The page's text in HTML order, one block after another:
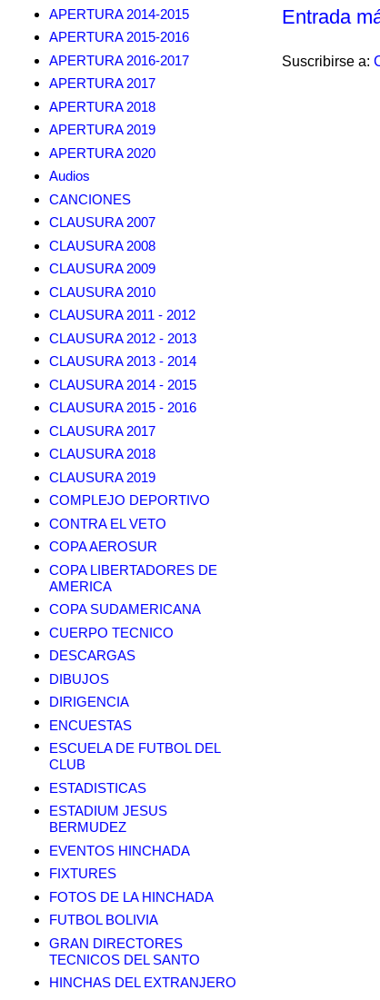
Entrada
Suscribirse a:
APERTURA 2014-2015
APERTURA 2015-2016
APERTURA 2016-2017
APERTURA 2017
APERTURA 2018
APERTURA 2019
APERTURA 2020
Audios
CANCIONES
CLAUSURA 2007
CLAUSURA 2008
CLAUSURA 2009
CLAUSURA 2010
CLAUSURA 2011 - 2012
CLAUSURA 2012 - 2013
CLAUSURA 2013 - 2014
CLAUSURA 2014 - 2015
CLAUSURA 2015 - 2016
CLAUSURA 2017
CLAUSURA 2018
CLAUSURA 2019
COMPLEJO DEPORTIVO
CONTRA EL VETO
COPA AEROSUR
COPA LIBERTADORES DE
AMERICA
COPA SUDAMERICANA
CUERPO TECNICO
DESCARGAS
DIBUJOS
DIRIGENCIA
ENCUESTAS
ESCUELA DE FUTBOL DEL
CLUB
ESTADISTICAS
ESTADIUM JESUS
BERMUDEZ
EVENTOS HINCHADA
FIXTURES
FOTOS DE LA HINCHADA
FUTBOL BOLIVIA
GRAN DIRECTORES
TECNICOS DEL SANTO
HINCHAS DEL EXTRANJERO